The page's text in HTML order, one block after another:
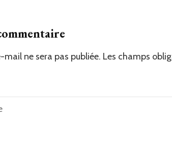
mail ne sera pas publiée. Les champs